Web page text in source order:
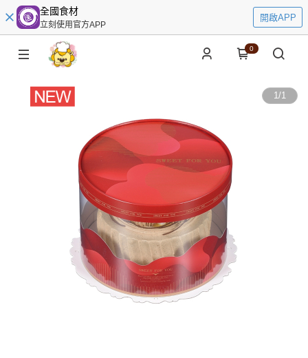
全國食材
立刻使用官方APP
開啟APP
0
1/1